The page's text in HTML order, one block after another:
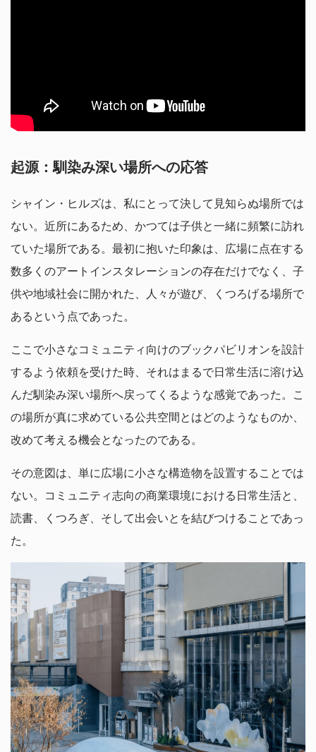
起源：馴染み深い場所への応答
シャイン・ヒルズは、私にとって決して見知らぬ場所では
ない。近所にあるため、かつては子供と一緒に頻繁に訪れ
ていた場所である。最初に抱いた印象は、広場に点在する
数多くのアートインスタレーションの存在だけでなく、子
供や地域社会に開かれた、人々が遊び、くつろげる場所で
あるという点であった。
ここで小さなコミュニティ向けのブックパビリオンを設計
するよう依頼を受けた時、それはまるで日常生活に溶け込
んだ馴染み深い場所へ戻ってくるような感覚であった。こ
の場所が真に求めている公共空間とはどのようなものか、
改めて考える機会となったのである。
その意図は、単に広場に小さな構造物を設置することでは
ない。コミュニティ志向の商業環境における日常生活と、
読書、くつろぎ、そして出会いとを結びつけることであっ
た。